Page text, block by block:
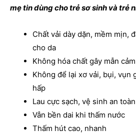
mẹ tin dùng cho trẻ sơ sinh và trẻ
Chất vải dày dặn, mềm mịn,
cho da
Không hóa chất gây mẫn cảm
Không để lại xơ vải, bụi, vụn
hấp
Lau cực sạch, vệ sinh an
Vẫn bền dai khi thấm nước
Thấm hút cao, nhanh